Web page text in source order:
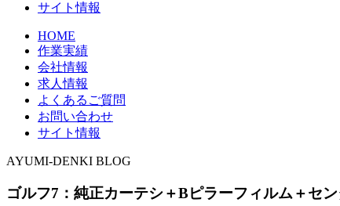
サイト情報
HOME
作業実績
会社情報
求人情報
よくあるご質問
お問い合わせ
サイト情報
AYUMI-DENKI BLOG
ゴルフ7：純正カーテシ＋Bピラーフィルム＋セ